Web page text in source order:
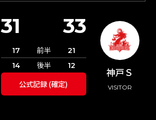
神戸Ｓ
VISITOR
31 33
17 前半
21
14
後半 12
公式記録 (確定)